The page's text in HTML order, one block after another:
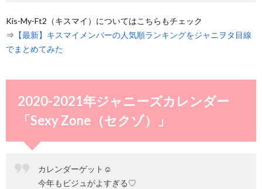
Kis-My-Ft2（キスマイ）についてはこちらもチェック
⇒ 【最新】キスマイメンバーの人気順ランキングをジャニヲタ目線
でまとめてみた
2020-2021年ジャニーズカレンダー
「Sexy Zone（セクゾ）」
カレンダーゲット☺︎
今年もビジュがよすぎる♡